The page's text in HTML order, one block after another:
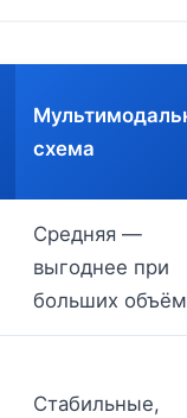
схема
Средняя —
выгоднее при
больших
Стабильные,